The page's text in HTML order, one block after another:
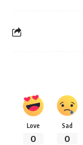
Love
0
Sad
0